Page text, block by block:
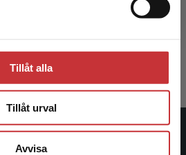
Tillåt alla
Tillåt urval
Avvisa